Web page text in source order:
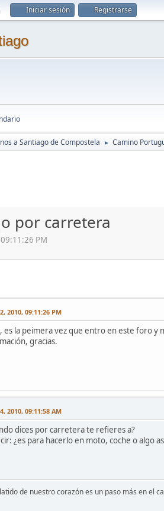
. Iniciar sesión Registrarse
a Santiago de Compostela ► Camino
por carretera
PM
2010, 09:11:26 PM
es la peimera vez que entro en este foro y
gracias.
2010, 09:11:58 AM
dices por carretera te refieres a?
¿es para hacerlo en moto, coche o algo
de nuestro corazón es un paso más en el